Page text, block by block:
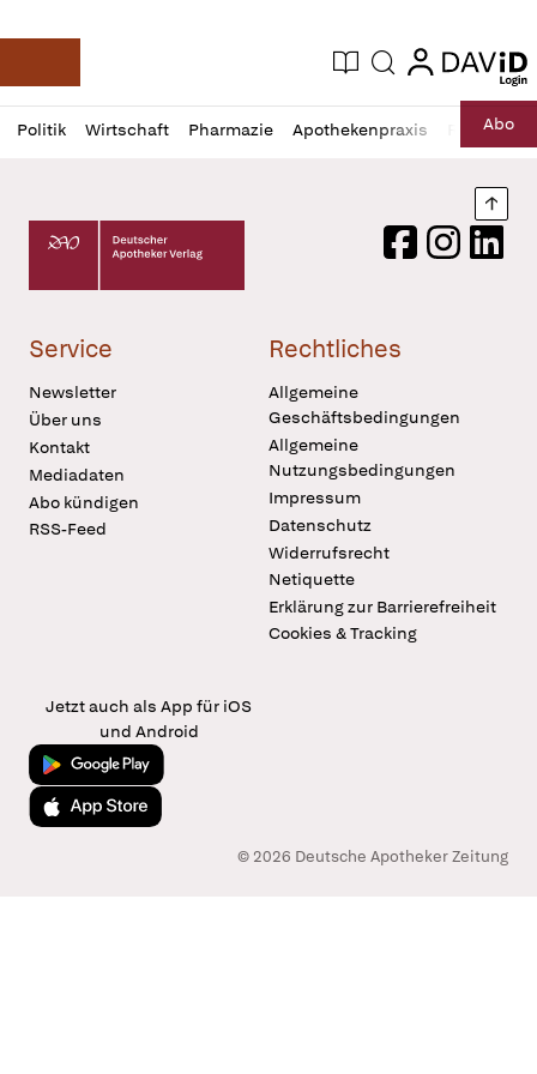
Deutsche Apotheker Zeitung
Aktuelle Ausgabe
Suche login
login
Politik Wirtschaft Pharmazie Apothekenpraxis RechtAbo
Profil
öffnen
Daz
Pur
Deutscher Apotheker Verlag Logo
FacebookInstagram
Service
Newsletter
Über uns
Kontakt
Mediadaten
Abo kündigen
RSS-Feed
Rechtliches
Allgemeine
Geschäftsbedingungen
Allgemeine
Nutzungsbedingungen
Impressum
Datenschutz
Widerrufsrecht
Netiquette
Erklärung zur Barrierefreiheit
Cookies & Tracking
Jetzt auch als App für iOS
und Android
Jetzt bei Google Play
Laden im App Store
© 2026 Deutsche Apotheker Zeitung